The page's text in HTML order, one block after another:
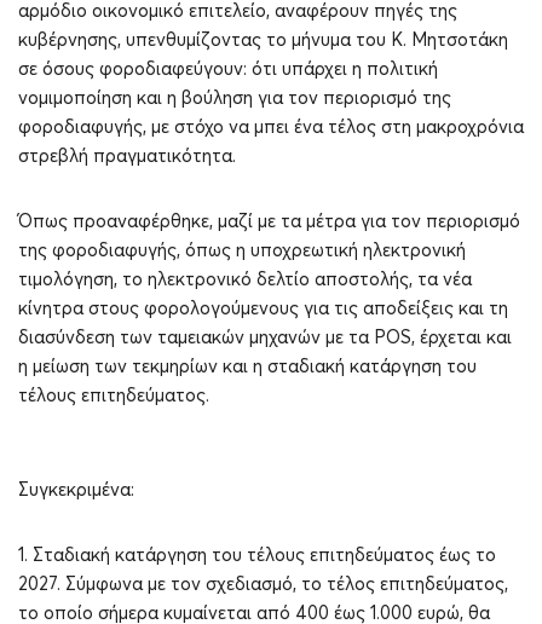
αρμόδιο οικονομικό επιτελείο, αναφέρουν πηγές της
κυβέρνησης, υπενθυμίζοντας το μήνυμα του Κ. Μητσοτάκη
σε όσους φοροδιαφεύγουν: ότι υπάρχει η πολιτική
νομιμοποίηση και η βούληση για τον περιορισμό της
φοροδιαφυγής, με στόχο να μπει ένα τέλος στη μακροχρόνια
στρεβλή πραγματικότητα.
Όπως προαναφέρθηκε, μαζί με τα μέτρα για τον περιορισμό
της φοροδιαφυγής, όπως η υποχρεωτική ηλεκτρονική
τιμολόγηση, το ηλεκτρονικό δελτίο αποστολής, τα νέα
κίνητρα στους φορολογούμενους για τις αποδείξεις και τη
διασύνδεση των ταμειακών μηχανών με τα POS, έρχεται και
η μείωση των τεκμηρίων και η σταδιακή κατάργηση του
τέλους επιτηδεύματος.
Συγκεκριμένα:
1. Σταδιακή κατάργηση του τέλους επιτηδεύματος έως το
2027. Σύμφωνα με τον σχεδιασμό, το τέλος επιτηδεύματος,
το οποίο σήμερα κυμαίνεται από 400 έως 1.000 ευρώ, θα